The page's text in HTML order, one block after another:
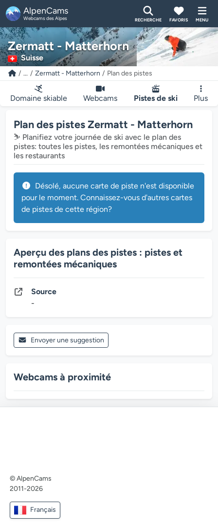
AlpenCams
Webcams des Alpes RECHERCHE FAVORIS MENU
Zermatt - Matterhorn
Suisse
... Zermatt - Matterhorn Plan des pistes
Domaine skiable Webcams Pistes de ski Plus
Plan des pistes Zermatt - Matterhorn
⛷️ Planifiez votre journée de ski avec le plan des
pistes: toutes les pistes, les remontées mécaniques et
les restaurants
Désolé, aucune carte de piste n'est disponible
pour le moment. Connaissez-vous d'autres cartes
de pistes de cette région?
Aperçu des plans des pistes : pistes et
remontées mécaniques
Source
-
Envoyer une suggestion
Webcams à proximité
© AlpenCams
2011-2026
Français